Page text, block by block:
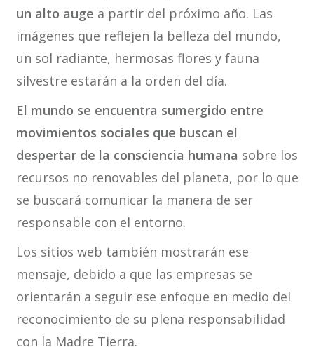
un alto auge a partir del próximo año. Las
imágenes que reflejen la belleza del mundo,
un sol radiante, hermosas flores y fauna
silvestre estarán a la orden del día.
El mundo se encuentra sumergido entre
movimientos sociales que buscan el
despertar de la consciencia humana sobre los
recursos no renovables del planeta, por lo que
se buscará comunicar la manera de ser
responsable con el entorno.
Los sitios web también mostrarán ese
mensaje, debido a que las empresas se
orientarán a seguir ese enfoque en medio del
reconocimiento de su plena responsabilidad
con la Madre Tierra.